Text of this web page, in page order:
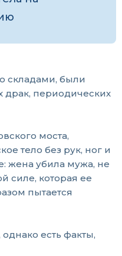
складами, были
драк, периодических
моста,
тело без рук, ног и
жена убила мужа, не
силе, которая ее
пытается
есть факты,